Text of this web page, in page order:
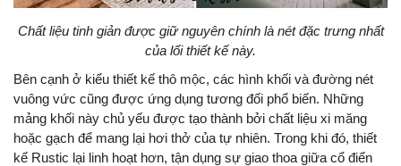
Chất liệu tinh giản được giữ nguyên chính là nét đặc trưng nhất
của lối thiết kế này.
Bên cạnh ở kiểu thiết kế thô mộc, các hình khối và đường nét
vuông vức cũng được ứng dụng tương đối phổ biến. Những
mảng khối này chủ yếu được tạo thành bởi chất liệu xi măng
hoặc gạch để mang lại hơi thở của tự nhiên. Trong khi đó, thiết
kế Rustic lại linh hoạt hơn, tận dụng sự giao thoa giữa cổ điển